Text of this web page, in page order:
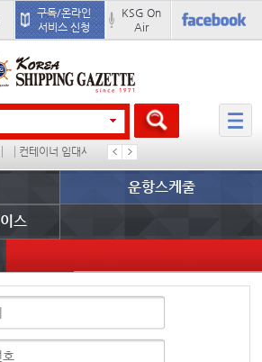
구독/온라인
서비스 신청
KSG On
Air
컨테이너 임대사 ������
운항스케줄
스